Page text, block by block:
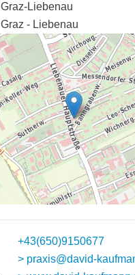
Graz-Liebenau
Graz - Liebenau
+43(650)9150677
> praxis@david-